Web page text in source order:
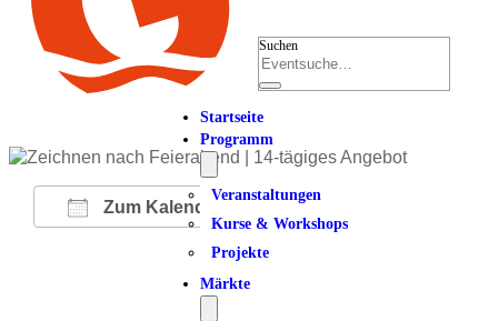
Suchen
Startseite
Programm
Veranstaltungen
Kurse & Workshops
Projekte
Märkte
Zum Kalender hinzufügen
ICS herunterladen
Google Kalender
iCalendarOffice 365